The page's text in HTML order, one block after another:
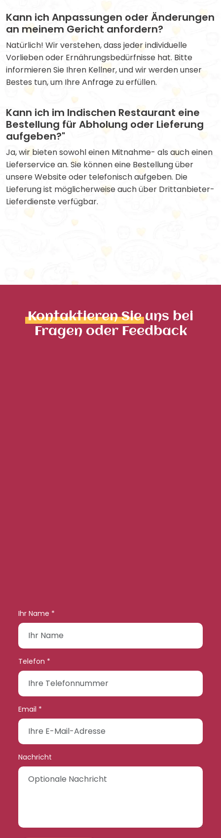
Kann ich Anpassungen oder Änderungen
an meinem Gericht anfordern?
Natürlich! Wir verstehen, dass jeder individuelle
Vorlieben oder Ernährungsbedürfnisse hat. Bitte
informieren Sie Ihren Kellner, und wir werden unser
Bestes tun, um Ihre Anfrage zu erfüllen.
Kann ich im Indischen Restaurant eine
Bestellung für Abholung oder Lieferung
aufgeben?"
Ja, wir bieten sowohl einen Mitnahme- als auch einen
Lieferservice an. Sie können eine Bestellung über
unsere Website oder telefonisch aufgeben. Die
Lieferung ist möglicherweise auch über Drittanbieter-
Lieferdienste verfügbar.
Kontaktieren Sieuns bei
Fragen oder Feedback
Ihr Name *
Telefon *
Email *
Nachricht